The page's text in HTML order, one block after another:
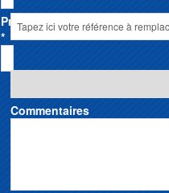
Prénom
*
Commentaires